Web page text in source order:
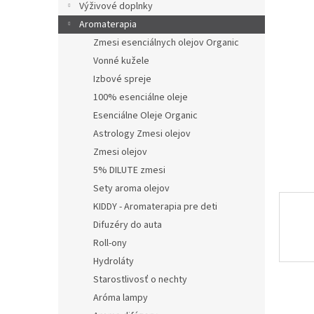
Výživové doplnky
Aromaterapia
Zmesi esenciálnych olejov Organic
Vonné kužele
Izbové spreje
100% esenciálne oleje
Esenciálne Oleje Organic
Astrology Zmesi olejov
Zmesi olejov
5% DILUTE zmesi
Sety aroma olejov
KIDDY - Aromaterapia pre deti
Difuzéry do auta
Roll-ony
Hydroláty
Starostlivosť o nechty
Aróma lampy